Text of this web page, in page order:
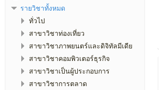
รายวิชาทั้งหมด
ทั่วไป
สาขาวิชาท่องเที่ยว
สาขาวิชาภาพยนตร์และดิจิทัลมีเดีย
สาขาวิชาคอมพิวเตอร์ธุรกิจ
สาขาวิชาเป็นผู้ประกอบการ
สาขาวิชาการตลาด